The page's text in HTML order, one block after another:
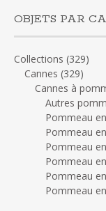
OBJETS PAR
Collections (329)
Cannes (329)
Cannes à
Autres
Pommeau
Pommeau
Pommeau
Pommeau
Pommeau
Pommeau